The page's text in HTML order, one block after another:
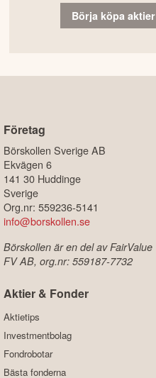
Börja köpa aktier
Företag
Börskollen Sverige AB
Ekvägen 6
141 30 Huddinge
Sverige
Org.nr: 559236-5141
info@borskollen.se
Börskollen är en del av FairValue
FV AB, org.nr: 559187-7732
Aktier & Fonder
Aktietips
Investmentbolag
Fondrobotar
Bästa fonderna